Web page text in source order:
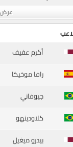
أكرم عفيف
رافا موخيكا
جيوفاني
كلاودينهو
بيدرو ميغيل